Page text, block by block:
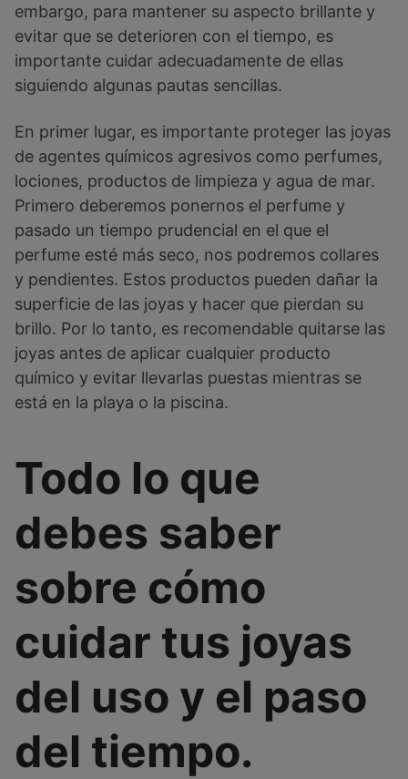
embargo, para mantener su aspecto brillante y
evitar que se deterioren con el tiempo, es
importante cuidar adecuadamente de ellas
siguiendo algunas pautas sencillas.
En primer lugar, es importante proteger las joyas
de agentes químicos agresivos como perfumes,
lociones, productos de limpieza y agua de mar.
Primero deberemos ponernos el perfume y
pasado un tiempo prudencial en el que el
perfume esté más seco, nos podremos collares
y pendientes. Estos productos pueden dañar la
superficie de las joyas y hacer que pierdan su
brillo. Por lo tanto, es recomendable quitarse las
joyas antes de aplicar cualquier producto
químico y evitar llevarlas puestas mientras se
está en la playa o la piscina.
Todo lo que
debes saber
sobre cómo
cuidar tus joyas
del uso y el paso
del tiempo.